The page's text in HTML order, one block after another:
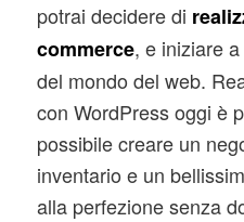
potrai decidere di
commerce, e iniziare
del mondo del web.
con WordPress oggi è
possibile creare un
inventario e un
alla perfezione senza